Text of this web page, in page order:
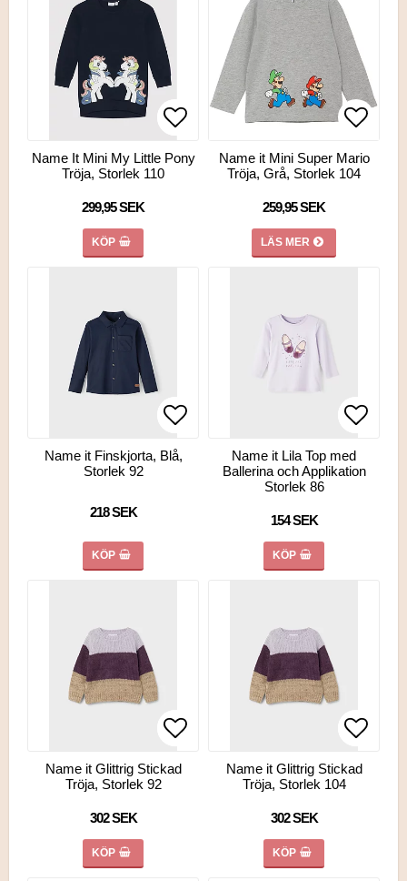
Lägg till i favoritlistan
Lägg till i favoritlistan
Name It Mini My Little Pony
Tröja, Storlek 110
299,95 SEK
KÖP
Lägg
Name it Mini Super Mario
Tröja, Grå, Storlek 104
259,95 SEK
LÄS MER
Lägg till i favoritlistan
Lägg till i favoritlistan
Name it Finskjorta, Blå,
Storlek 92
218 SEK
KÖP
Lägg
Lägg
Name it Lila Top med
Ballerina och Applikation
Storlek 86
154 SEK
KÖP
Lägg till i favoritlistan
Lägg till i favoritlistan
Name it Glittrig Stickad
Tröja, Storlek 92
302 SEK
KÖP
Lägg
Lägg
Name it Glittrig Stickad
Tröja, Storlek 104
302 SEK
KÖP